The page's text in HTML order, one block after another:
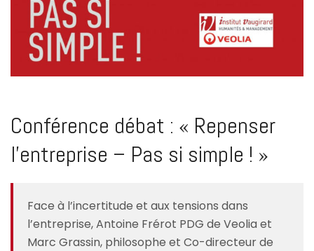
Conférence débat : « Repenser
l’entreprise – Pas si simple ! »
Face à l’incertitude et aux tensions dans
l’entreprise, Antoine Frérot PDG de Veolia et
Marc Grassin, philosophe et Co-directeur de